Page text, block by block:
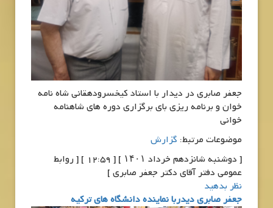
جعفر صابری در دیدار با استاد کیخسرودهقانی شاه نامه
خوان و برنامه ریزی بای برگزاری دوره های شاهنامه
خوانی
موضوعات مرتبط: گزارش
[ دوشنبه شانزدهم خرداد ۱۴۰۱ ] [ 12:59 ] [ روابط
عمومی دفتر آقای دکتر جعفر صابری ]
نظر بدهید
جعفر صابری دیدربا نماینده دانشگاه های ترکیه